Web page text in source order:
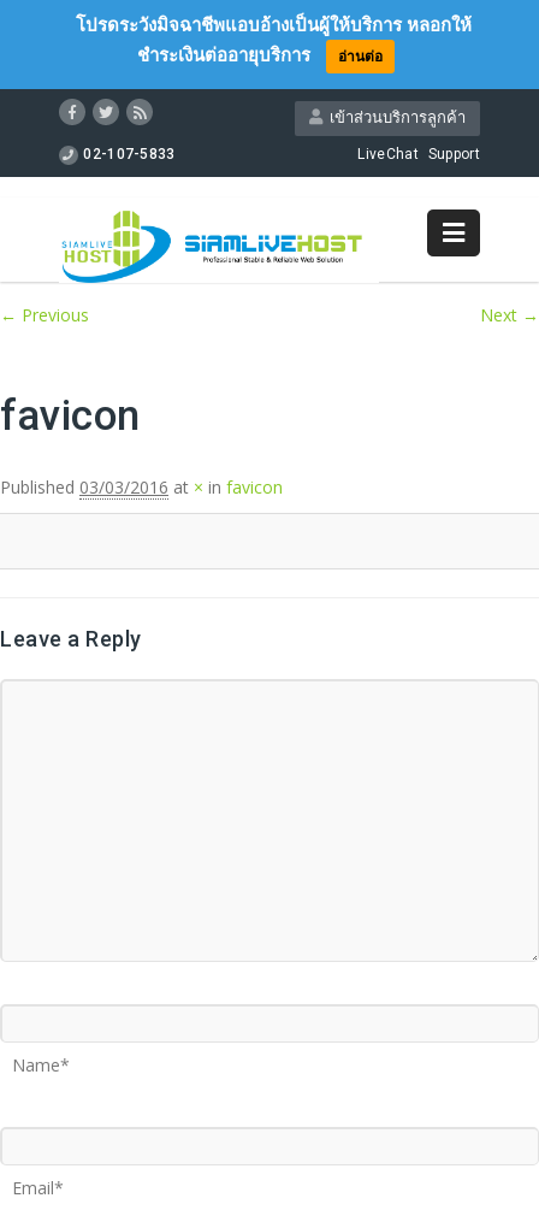
เข้าส่วนบริการลูกค้า
02-107-5833 LiveChat Support
Image navigation
← Previous Next →
favicon
Published 03/03/2016 at × in favicon
Leave a Reply
Name*
Email*
โปรดระวังมิจฉาชีพแอบอ้างเป็นผู้ให้บริการ หลอกให้
ชำระเงินต่ออายุบริการ
อ่านต่อ